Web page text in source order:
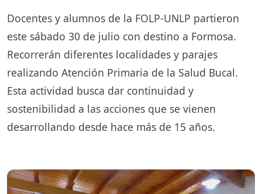
Docentes y alumnos de la FOLP-UNLP partieron
este sábado 30 de julio con destino a Formosa.
Recorrerán diferentes localidades y parajes
realizando Atención Primaria de la Salud Bucal.
Esta actividad busca dar continuidad y
sostenibilidad a las acciones que se vienen
desarrollando desde hace más de 15 años.